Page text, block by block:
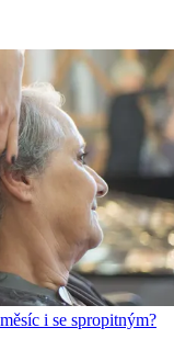
i se spropitným?